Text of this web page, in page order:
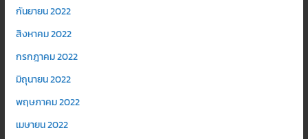
กันยายน 2022
สิงหาคม 2022
กรกฎาคม 2022
มิถุนายน 2022
พฤษภาคม 2022
เมษายน 2022